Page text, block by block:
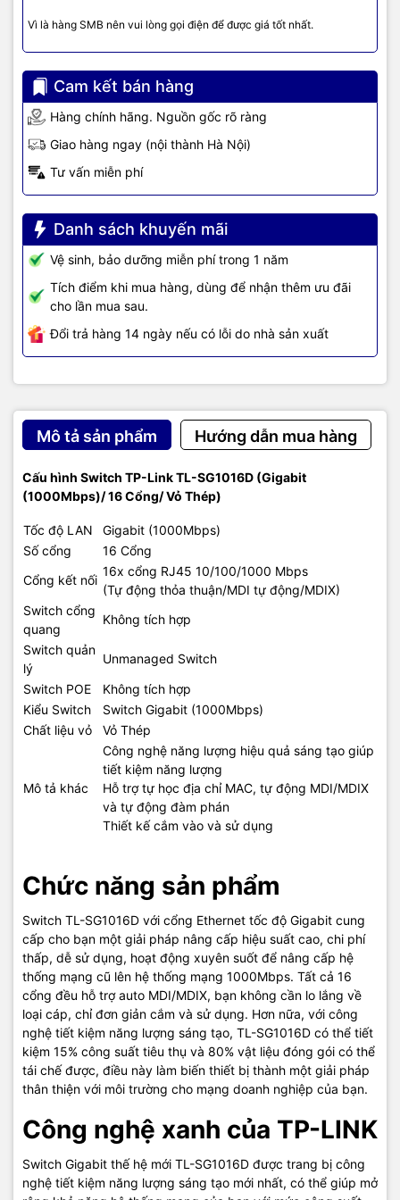
Vì là hàng SMB nên vui lòng gọi điện để được giá tốt nhất.
Cam kết bán hàng
Hàng chính hãng. Nguồn gốc rõ ràng
Giao hàng ngay (nội thành Hà Nội)
Tư vấn miễn phí
Danh sách khuyến mãi
Vệ sinh, bảo dưỡng miễn phí trong 1 năm
Tích điểm khi mua hàng, dùng để nhận thêm ưu đãi
cho lần mua sau.
Đổi trả hàng 14 ngày nếu có lỗi do nhà sản xuất
Mô tả sản phẩm Hướng dẫn mua hàng
Cấu hình Switch TP-Link TL-SG1016D (Gigabit
(1000Mbps)/ 16 Cổng/ Vỏ Thép)
Tốc độ LAN
Gigabit (1000Mbps)
Số cổng
16 Cổng
Cổng kết nối
16x cổng RJ45 10/100/1000 Mbps
(Tự động thỏa thuận/MDI tự động/MDIX)
Switch cổng
quang
Không tích hợp
Switch quản
lý
Unmanaged Switch
Switch POE
Không tích hợp
Kiểu Switch
Switch Gigabit (1000Mbps)
Chất liệu vỏ
Vỏ Thép
Mô tả khác
Công nghệ năng lượng hiệu quả sáng tạo giúp
tiết kiệm năng lượng
Hỗ trợ tự học địa chỉ MAC, tự động MDI/MDIX
và tự động đàm phán
Thiết kế cắm vào và sử dụng
Chức năng sản phẩm
Switch TL-SG1016D với cổng Ethernet tốc độ Gigabit cung
cấp cho bạn một giải pháp nâng cấp hiệu suất cao, chi phí
thấp, dễ sử dụng, hoạt động xuyên suốt để nâng cấp hệ
thống mạng cũ lên hệ thống mạng 1000Mbps. Tất cả 16
cổng đều hỗ trợ auto MDI/MDIX, bạn không cần lo lắng về
loại cáp, chỉ đơn giản cắm và sử dụng. Hơn nữa, với công
nghệ tiết kiệm năng lượng sáng tạo, TL-SG1016D có thể tiết
kiệm 15% công suất tiêu thụ và 80% vật liệu đóng gói có thể
tái chế được, điều này làm biến thiết bị thành một giải pháp
thân thiện với môi trường cho mạng doanh nghiệp của bạn.
Công nghệ xanh của TP-LINK
Switch Gigabit thế hệ mới TL-SG1016D được trang bị công
nghệ tiết kiệm năng lượng sáng tạo mới nhất, có thể giúp mở
doanh nghiệp cũng như gia đình và cá nhân.